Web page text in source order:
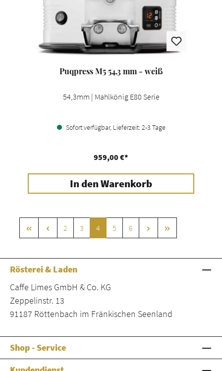
Puqpress M5 54,3 mm - weiß
54,3mm | Mahlkönig E80 Serie
Sofort verfügbar, Lieferzeit: 2-3 Tage
959,00 €*
In den Warenkorb
Seite
2 Seite
3 Seite
4 Seite
5 Seite
6
Rösterei & Laden
Caffe Limes GmbH & Co. KG
Zeppelinstr. 13
91187 Röttenbach im Fränkischen Seenland
Shop - Service